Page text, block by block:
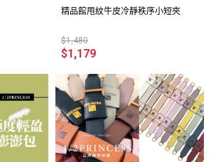
精品館甩紋牛皮冷靜秩序小短夾
$1,480
$1,179